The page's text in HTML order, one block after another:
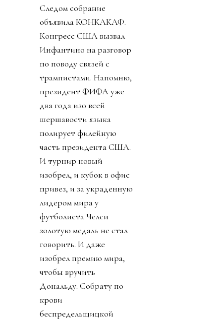
Следом собрание
объявила КОНКАКАФ.
Конгресс США вызвал
Инфантино на разговор
по поводу связей с
трампистами. Напомню,
президент ФИФА уже
два года изо всей
шершавости языка
полирует филейную
часть президента США.
И турнир новый
изобрел, и кубок в офис
привез, и за украденную
лидером мира у
футболиста Челси
золотую медаль не стал
говорить. И даже
изобрел премию мира,
чтобы вручить
Дональду. Собрату по
крови
беспредельщицкой